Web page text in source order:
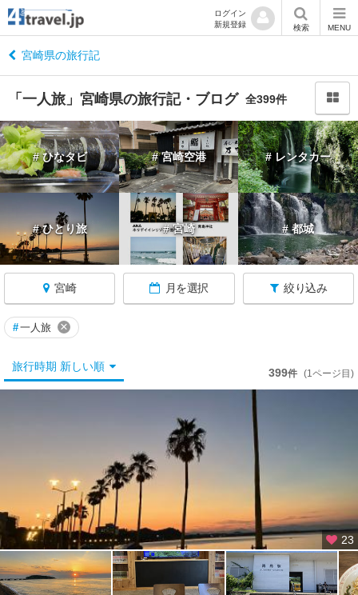
ログイン
新規登録
検索 MENU
宮崎県の旅行記
「一人旅」宮崎県の旅行記・ブログ 全399件
# ひなタビ # 宮崎空港 # レンタカー
# ひとり旅 # 宮崎 # 都城
宮崎 月を選択 絞り込み
九
州
へ
戻
宮
崎
べ
て
宮
崎
市
岬
周
辺
都
#一人旅 ×
旅行時期 新しい順 399件 (1ページ目)
23